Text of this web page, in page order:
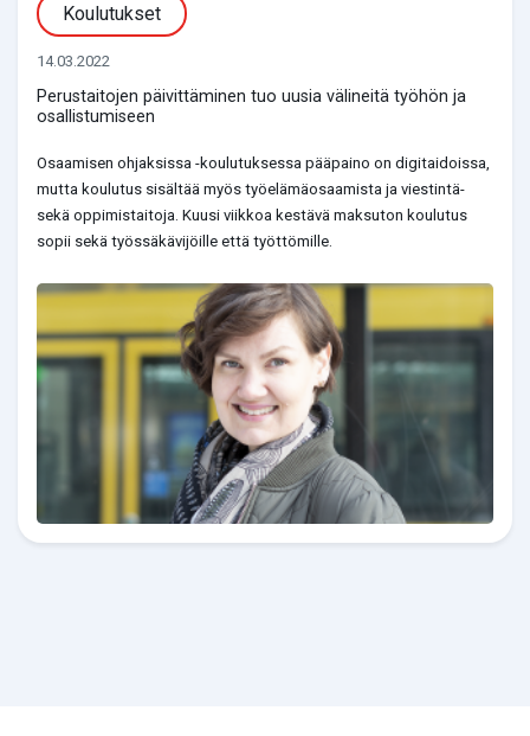
Koulutukset
14.03.2022
Perustaitojen päivittäminen tuo uusia välineitä työhön ja
osallistumiseen
Osaamisen ohjaksissa -koulutuksessa pääpaino on digitaidoissa,
mutta koulutus sisältää myös työelämäosaamista ja viestintä-
sekä oppimistaitoja. Kuusi viikkoa kestävä maksuton koulutus
sopii sekä työssäkävijöille että työttömille.